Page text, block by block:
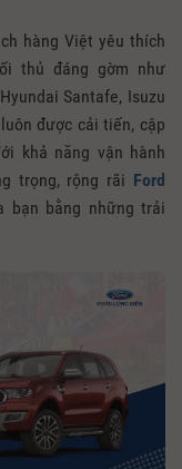
hàng Việt yêu thích
thủ đáng gờm như
Santafe, Isuzu
được cải tiến, cập
khả năng vận hành
trọng, rộng rãi Ford
bạn bằng những trải